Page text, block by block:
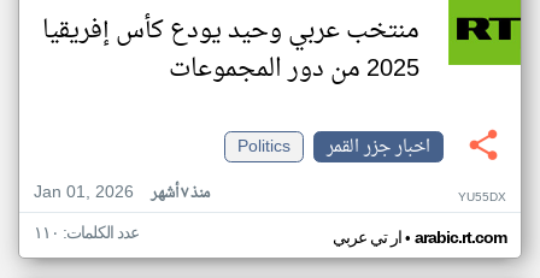
منتخب عربي وحيد يودع كأس إفريقيا
2025 من دور المجموعات
اخبار جزر القمر
Politics
Jan 01, 2026
منذ ٧ أشهر YU55DX
ار تي عربي• arabic.rt.com عدد الكلمات: ١١٠